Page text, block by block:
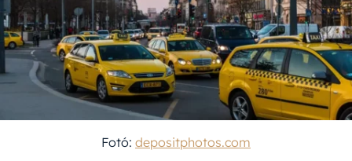
Fotó: depositphotos.com